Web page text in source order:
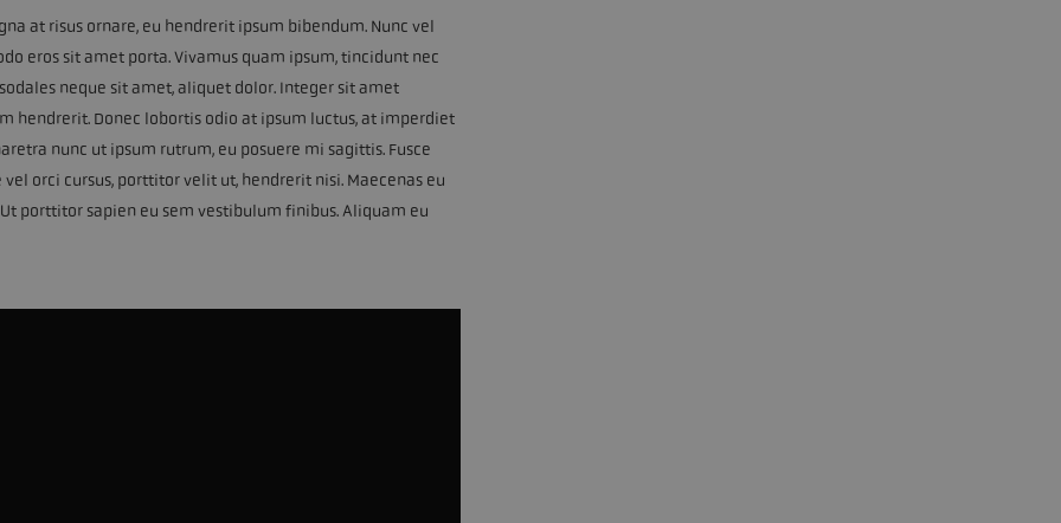
at risus ornare, eu hendrerit ipsum bibendum. Nunc vel
eros sit amet porta. Vivamus quam ipsum, tincidunt nec
neque sit amet, aliquet dolor. Integer sit amet
hendrerit. Donec lobortis odio at ipsum luctus, at imperdiet
nunc ut ipsum rutrum, eu posuere mi sagittis. Fusce
orci cursus, porttitor velit ut, hendrerit nisi. Maecenas eu
porttitor sapien eu sem vestibulum finibus. Aliquam eu